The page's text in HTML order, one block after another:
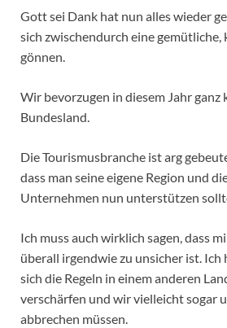
Gott sei Dank hat nun alles wieder
sich zwischendurch eine gemütliche,
gönnen.
Wir bevorzugen in diesem Jahr ganz
Bundesland.
Die Tourismusbranche ist arg
dass man seine eigene Region und
Unternehmen nun unterstützen
Ich muss auch wirklich sagen, dass
überall irgendwie zu unsicher ist. Ich
sich die Regeln in einem anderen
verschärfen und wir vielleicht sogar
abbrechen müssen.